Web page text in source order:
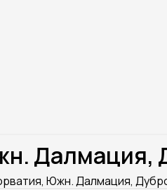
Далмация,
Южн. Далмация,